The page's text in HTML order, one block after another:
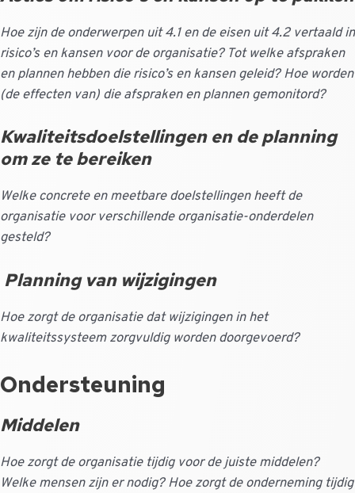
Hoe zijn de onderwerpen uit 4.1 en de eisen uit 4.2 vertaald in
risico’s en kansen voor de organisatie? Tot welke afspraken
en plannen hebben die risico’s en kansen geleid? Hoe worden
(de effecten van) die afspraken en plannen gemonitord?
Kwaliteitsdoelstellingen en de planning
om ze te bereiken
Welke concrete en meetbare doelstellingen heeft de
organisatie voor verschillende organisatie-onderdelen
gesteld?
Planning van wijzigingen
Hoe zorgt de organisatie dat wijzigingen in het
kwaliteitssysteem zorgvuldig worden doorgevoerd?
Ondersteuning
Middelen
Hoe zorgt de organisatie tijdig voor de juiste middelen?
Welke mensen zijn er nodig? Hoe zorgt de onderneming tijdig